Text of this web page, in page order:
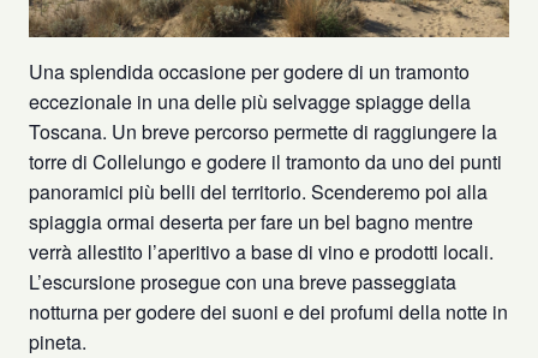
Una splendida occasione per godere di un tramonto
eccezionale in una delle più selvagge spiagge della
Toscana. Un breve percorso permette di raggiungere la
torre di Collelungo e godere il tramonto da uno dei punti
panoramici più belli del territorio. Scenderemo poi alla
spiaggia ormai deserta per fare un bel bagno mentre
verrà allestito l’aperitivo a base di vino e prodotti locali.
L’escursione prosegue con una breve passeggiata
notturna per godere dei suoni e dei profumi della notte in
pineta.